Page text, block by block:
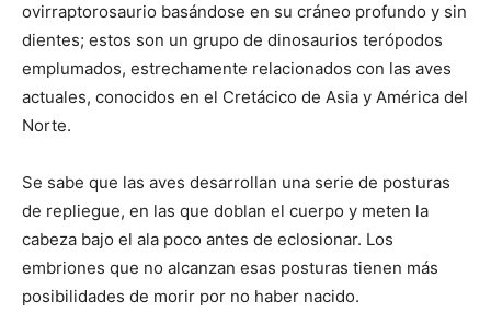
ovirraptorosaurio basándose en su cráneo profundo y sin
dientes; estos son un grupo de dinosaurios terópodos
emplumados, estrechamente relacionados con las aves
actuales, conocidos en el Cretácico de Asia y América del
Norte.
Se sabe que las aves desarrollan una serie de posturas
de repliegue, en las que doblan el cuerpo y meten la
cabeza bajo el ala poco antes de eclosionar. Los
embriones que no alcanzan esas posturas tienen más
posibilidades de morir por no haber nacido.